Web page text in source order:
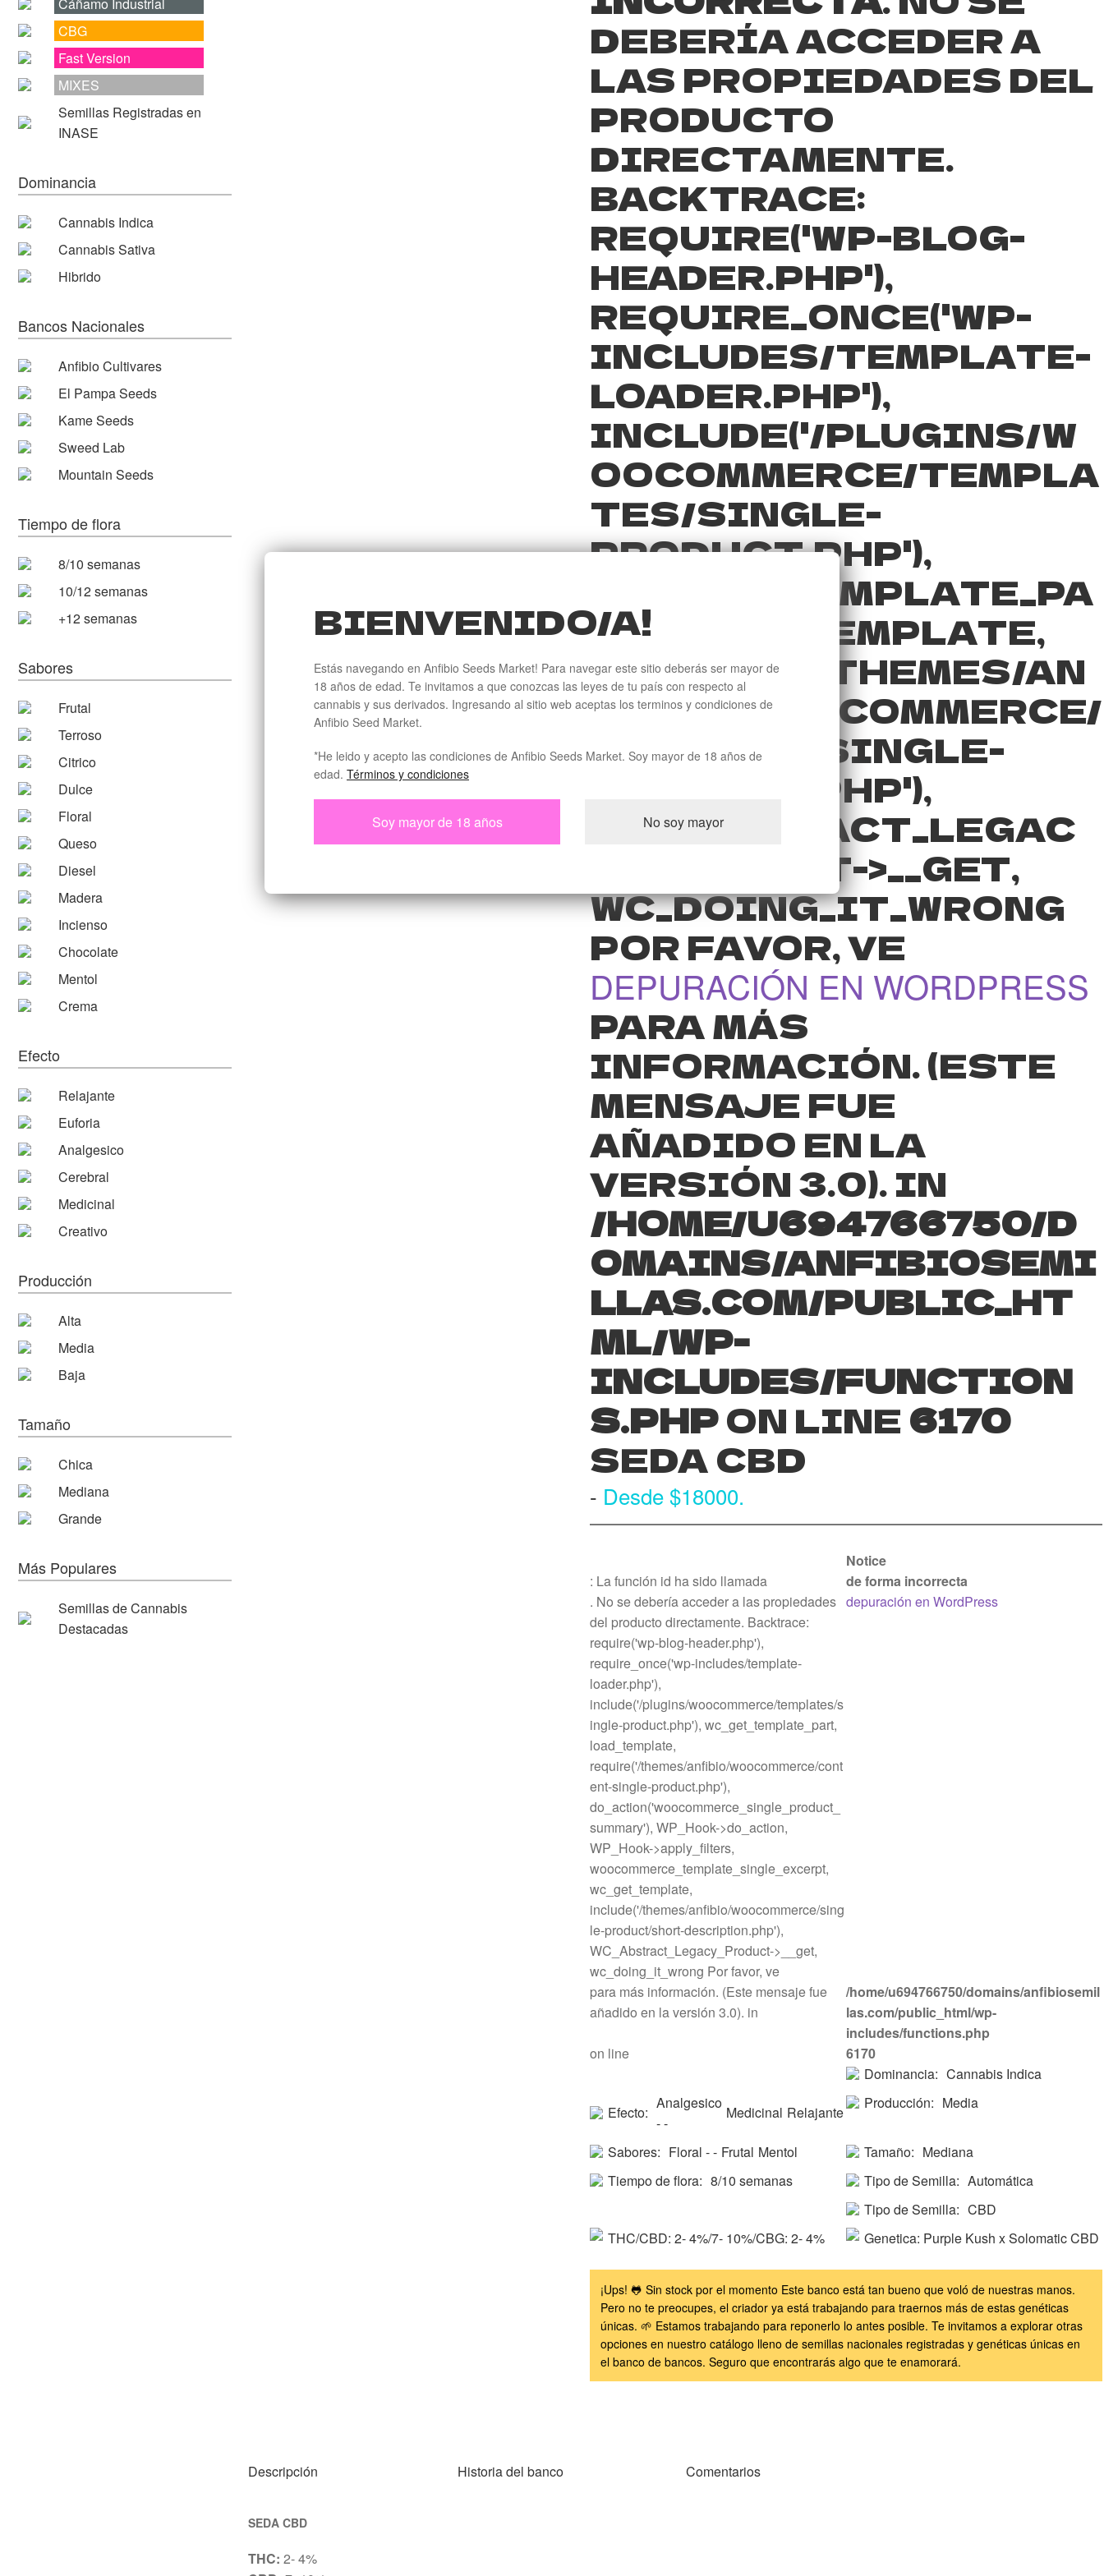
BIENVENIDO/A!
Estás navegando en Anfibio Seeds Market! Para navegar este sitio deberás ser mayor de
18 años de edad. Te invitamos a que conozcas las leyes de tu país con respecto al
cannabis y sus derivados. Ingresando al sitio web aceptas los terminos y condiciones de
Anfibio Seed Market.
*He leido y acepto las condiciones de Anfibio Seeds Market. Soy mayor de 18 años de
edad. Términos y condiciones
Soy mayor de 18 años No soy mayor
CBG
Fast Version
MIXES
Semillas Registradas en
INASE
Dominancia
Cannabis Indica
Cannabis Sativa
Hibrido
Bancos Nacionales
Anfibio Cultivares
El Pampa Seeds
Kame Seeds
Sweed Lab
Mountain Seeds
Tiempo de flora
8/10 semanas
10/12 semanas
+12 semanas
Sabores
Frutal
Terroso
Citrico
Dulce
Floral
Queso
Diesel
Madera
Incienso
Chocolate
Mentol
Crema
Efecto
Relajante
Euforia
Analgesico
Cerebral
Medicinal
Creativo
Producción
Alta
Media
Baja
Tamaño
Chica
Mediana
Grande
Más Populares
Semillas de Cannabis
Destacadas
DEBERÍA ACCEDER A
LAS PROPIEDADES DEL
PRODUCTO
DIRECTAMENTE.
BACKTRACE:
REQUIRE('WP-BLOG-
HEADER.PHP'),
REQUIRE_ONCE('WP-
INCLUDES/TEMPLATE-
LOADER.PHP'),
INCLUDE('/PLUGINS/W
OOCOMMERCE/TEMPLA
TES/SINGLE-
PRODUCT.PHP'),
WC_GET_TEMPLATE_PA
RT, LOAD_TEMPLATE,
REQUIRE('/THEMES/AN
FIBIO/WOOCOMMERCE/
CONTENT-SINGLE-
PRODUCT.PHP'),
WC_ABSTRACT_LEGAC
Y_PRODUCT->__GET,
WC_DOING_IT_WRONG
POR FAVOR, VE
DEPURACIÓN EN WORDPRESS
PARA MÁS
INFORMACIÓN. (ESTE
MENSAJE FUE
AÑADIDO EN LA
VERSIÓN 3.0). IN
/HOME/U694766750/D
OMAINS/ANFIBIOSEMI
LLAS.COM/PUBLIC_HT
ML/WP-
INCLUDES/FUNCTION
S.PHPON LINE6170
SEDA CBD
- Desde $18000.
Notice
: La función id ha sido llamada
de forma incorrecta
. No se debería acceder a las propiedades
del producto directamente. Backtrace:
require('wp-blog-header.php'),
require_once('wp-includes/template-
loader.php'),
include('/plugins/woocommerce/templates/s
ingle-product.php'), wc_get_template_part,
load_template,
require('/themes/anfibio/woocommerce/cont
ent-single-product.php'),
do_action('woocommerce_single_product_
summary'), WP_Hook->do_action,
WP_Hook->apply_filters,
woocommerce_template_single_excerpt,
wc_get_template,
include('/themes/anfibio/woocommerce/sing
le-product/short-description.php'),
WC_Abstract_Legacy_Product->__get,
wc_doing_it_wrong Por favor, ve
depuración en WordPress
para más información. (Este mensaje fue
añadido en la versión 3.0). in
/home/u694766750/domains/anfibiosemil
las.com/public_html/wp-
includes/functions.php
on line
6170
Dominancia: Cannabis Indica
Efecto:
Analgesico
- -
Medicinal Relajante
Producción: Media
Sabores: Floral - - Frutal Mentol Tamaño: Mediana
Tiempo de flora: 8/10 semanas Tipo de Semilla: Automática
Tipo de Semilla: CBD
THC/CBD: 2- 4%/7- 10%/CBG: 2- 4% Genetica: Purple Kush x Solomatic CBD
¡Ups! 🐸 Sin stock por el momento Este banco está tan bueno que voló de nuestras manos.
Pero no te preocupes, el criador ya está trabajando para traernos más de estas genéticas
únicas. 🌱 Estamos trabajando para reponerlo lo antes posible. Te invitamos a explorar otras
opciones en nuestro catálogo lleno de semillas nacionales registradas y genéticas únicas en
el banco de bancos. Seguro que encontrarás algo que te enamorará.
Descripción Historia del banco Comentarios
SEDA CBD
THC: 2- 4%